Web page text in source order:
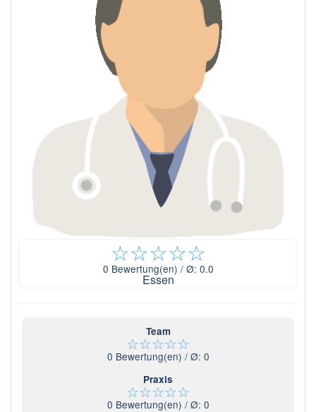
☆☆☆☆☆
0 Bewertung(en) / Ø: 0.0
Essen
Team
☆☆☆☆☆
0 Bewertung(en) / Ø: 0
Praxis
☆☆☆☆☆
0 Bewertung(en) / Ø: 0